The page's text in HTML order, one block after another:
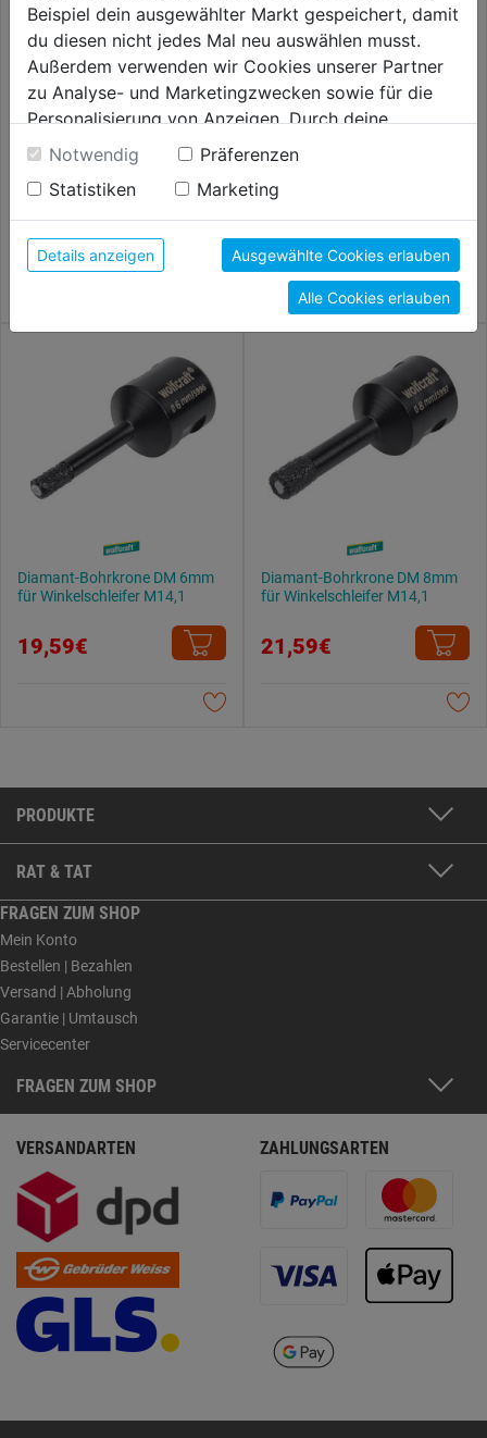
23mm DM 25 32 38 45 50 56
16,99€
30mm DM 60 67 74mm
18,99€
Diamant-Bohrkrone DM 6mm
für Winkelschleifer M14,1
19,59€
Diamant-Bohrkrone DM 8mm
für Winkelschleifer M14,1
21,59€
PRODUKTE
RAT & TAT
FRAGEN ZUM SHOP
Mein Konto
Bestellen | Bezahlen
Versand | Abholung
Garantie | Umtausch
Servicecenter
FRAGEN ZUM SHOP
VERSANDARTEN ZAHLUNGSARTEN
Beispiel dein ausgewählter Markt gespeichert, damit
du diesen nicht jedes Mal neu auswählen musst.
Außerdem verwenden wir Cookies unserer Partner
zu Analyse- und Marketingzwecken sowie für die
Personalisierung von Anzeigen. Durch deine
Einwilligung werden die Daten von Drittanbieter,
unter anderem auch in den USA, verarbeitet.
Durch Klick auf "Alle Cookies erlauben" stimmst du
der Verwendung aller Cookies zu. Unter "Details
anzeigen" findest du alle Infos zu den
unterschiedlichen Cookies, unter "Cookies
Konfigurieren" kannst du auswählen, welche Cookies
du zulassen möchtest und welche nicht.
Weitere Informationen findest du in unserer
Datenschutzerklärung.
Notwendig
Präferenzen
Statistiken
Marketing
Details anzeigen Ausgewählte Cookies erlauben
Alle Cookies erlauben